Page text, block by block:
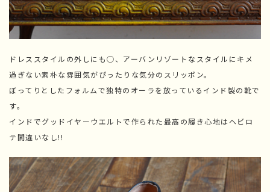
ドレススタイルの外しにも◯、アーバンリゾートなスタイルにキメ
過ぎない素朴な雰囲気がぴったりな気分のスリッポン。
ぼってりとしたフォルムで独特のオーラを放っているインド製の靴で
す。
インドでグッドイヤーウエルトで作られた最高の履き心地はヘビロ
テ間違いなし!!